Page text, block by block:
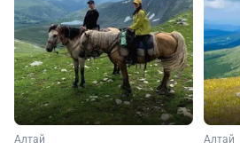
Алтай Алтай